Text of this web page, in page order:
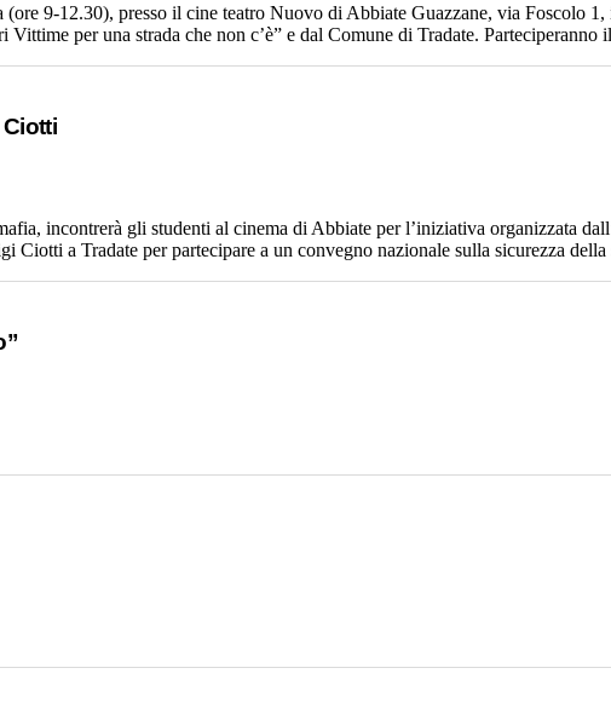
9-12.30), presso il cine teatro Nuovo di Abbiate Guazzane, via Foscolo
Vittime per una strada che non c’è” e dal Comune di Tradate.
incontrerà gli studenti al cinema di Abbiate per l’iniziativa organizzata
Ciotti a Tradate per partecipare a un convegno nazionale sulla sicurezza